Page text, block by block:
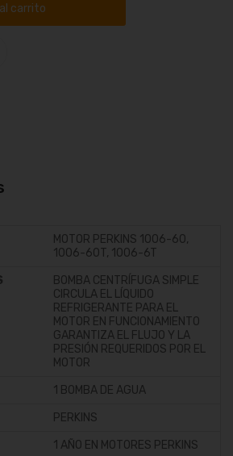
carrito
MOTOR PERKINS 1006-60,
1006-60T, 1006-6T
BOMBA CENTRÍFUGA SIMPLE
CIRCULA EL LÍQUIDO
REFRIGERANTE PARA EL
MOTOR EN FUNCIONAMIENTO
GARANTIZA EL FLUJO Y LA
PRESIÓN REQUERIDOS POR EL
MOTOR
1 BOMBA DE AGUA
PERKINS
1 AÑO EN MOTORES PERKINS